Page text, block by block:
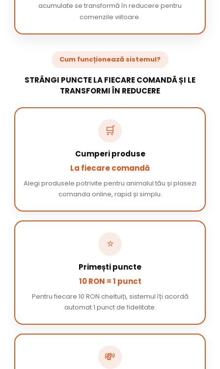
acumulate se transformă în reducere pentru
comenzile viitoare.
Cum funcționează sistemul?
STRÂNGI PUNCTE LA FIECARE COMANDĂ ȘI LE
TRANSFORMI ÎN REDUCERE
🛒
Cumperi produse
La fiecare comandă
Alegi produsele potrivite pentru animalul tău și plasezi
comanda online, rapid și simplu.
⭐
Primești puncte
10 RON = 1 punct
Pentru fiecare 10 RON cheltuiți, sistemul îți acordă
automat 1 punct de fidelitate.
💸